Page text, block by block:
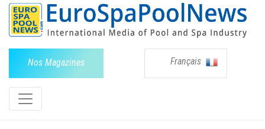
Nos Magazines Français